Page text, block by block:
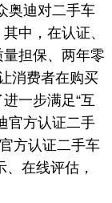
迪对二手车
中，在认证、
担保、两年零
消费者在购买
一步满足“互
官方认证二手
方认证二手车
在线评估，